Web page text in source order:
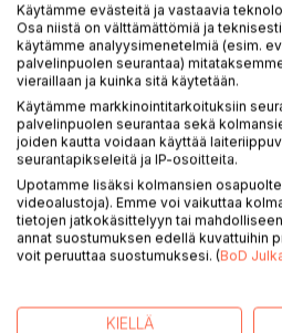
KUVAUS
Let these imaginative mental
fantastic world of colouring! This
Book is a collection of amazing
Päivi Vesala, a Vedic Art artist.
mix of motifs both abstract and
in your unique way and colour
atmosphere of your very own
are printed on one side of the
KIRJAILIJA
Käytämme evästeitä ja vastaavia
Osa niistä on välttämättömiä ja
käytämme analyysimenetelmiä (esim.
palvelinpuolen seurantaa)
vieraillaan ja kuinka sitä käytetään.
Käytämme markkinointitarkoituksiin
palvelinpuolen seurantaa sekä
joiden kautta voidaan käyttää
seurantapikseleitä ja IP-osoitteita.
Upotamme lisäksi kolmansien
videoalustoja). Emme voi vaikuttaa
tietojen jatkokäsittelyyn tai
annat suostumuksen edellä kuvattuihin
voit peruuttaa suostumuksesi. (BoD
KIELLÄ